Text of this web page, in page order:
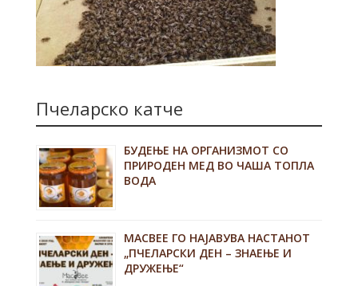
Пчеларско катче
БУДЕЊЕ НА ОРГАНИЗМОТ СО
ПРИРОДЕН МЕД ВО ЧАША ТОПЛА
ВОДА
MACBEE ГО НАЈАВУВА НАСТАНОТ
„ПЧЕЛАРСКИ ДЕН – ЗНАЕЊЕ И
ДРУЖЕЊЕ“